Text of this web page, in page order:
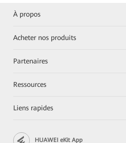
À propos
Acheter nos produits
Partenaires
Ressources
Liens rapides
HUAWEI eKit App